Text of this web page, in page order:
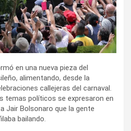
en una nueva pieza del
alimentando, desde la
callejeras del carnaval.
temas políticos se expresaron en
Jair Bolsonaro que la gente
bailando.